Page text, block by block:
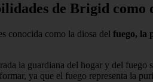
de Brigid
conocida como la diosa del fuego, la
la guardiana del hogar y del
ya que el fuego representa la